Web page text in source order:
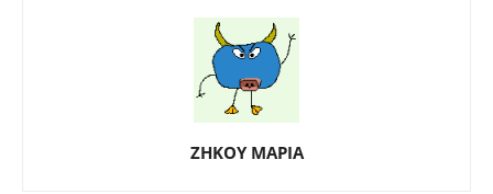
ΖΗΚΟΥ ΜΑΡΙΑ